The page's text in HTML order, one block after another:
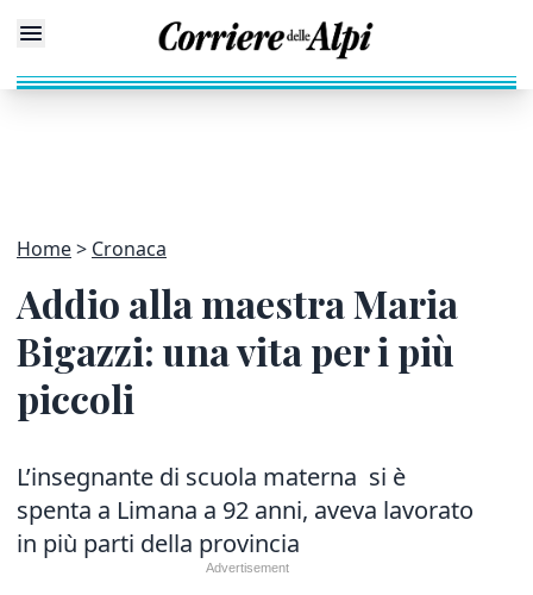
Home Cronaca
Addio alla maestra Maria
Bigazzi: una vita per i più
piccoli
L’insegnante di scuola materna si è
spenta a Limana a 92 anni, aveva lavorato
in più parti della provincia